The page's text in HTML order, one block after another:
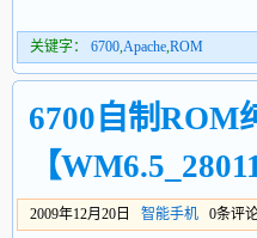
关键字： 6700,Apache,ROM
6700自制ROM
【
2009年12月20日 智能手机 0条评